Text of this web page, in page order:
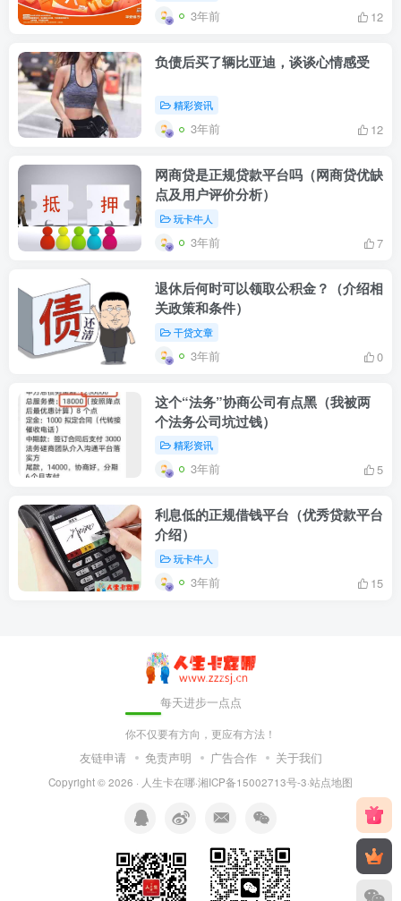
3年前 12
负债后买了辆比亚迪，谈谈心情感受
精彩资讯
3年前 12
网商贷是正规贷款平台吗（网商贷优缺
点及用户评价分析）
玩卡牛人
3年前 7
退休后何时可以领取公积金？（介绍相
关政策和条件）
干贷文章
3年前 0
这个“法务”协商公司有点黑（我被两
个法务公司坑过钱）
精彩资讯
3年前 5
利息低的正规借钱平台（优秀贷款平台
介绍）
玩卡牛人
3年前 15
每天进步一点点
你不仅要有方向，更应有方法！
友链申请 免责声明 广告合作 关于我们
Copyright © 2026 · 人生卡在哪·湘ICP备15002713号-3·站点地图